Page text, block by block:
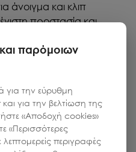
άνοιγμα και κλιπ
προστασία και
Με πολύχρωμα
μεγάλης αντοχής,
παρόμοιων
για την εύρυθμη
για την βελτίωση της
«Αποδοχή cookies»
«Περισσότερες
περιγραφές